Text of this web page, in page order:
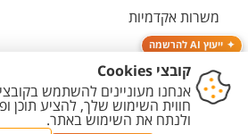
ייעוץ AI להרשמה
משרות אקדמיות